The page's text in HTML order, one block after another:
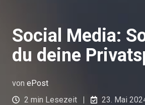
Social Media:
du deine
von ePost
2 min Lesezeit
23. Mai